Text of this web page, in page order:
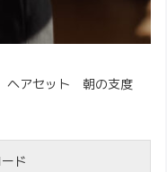
アセット 朝の支度
ド